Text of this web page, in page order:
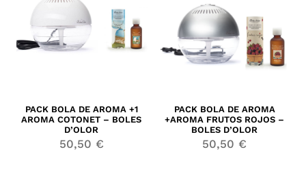
PACK BOLA DE AROMA +1
AROMA COTONET – BOLES
D’OLOR
50,50 €
PACK BOLA DE AROMA
+AROMA FRUTOS ROJOS –
BOLES D’OLOR
50,50 €